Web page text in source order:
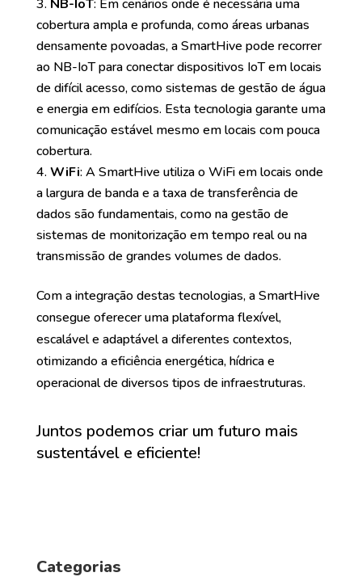
NB-IoT: Em cenários onde é necessária uma
cobertura ampla e profunda, como áreas urbanas
densamente povoadas, a SmartHive pode recorrer
ao NB-IoT para conectar dispositivos IoT em locais
de difícil acesso, como sistemas de gestão de água
e energia em edifícios. Esta tecnologia garante uma
comunicação estável mesmo em locais com pouca
cobertura.
WiFi: A SmartHive utiliza o WiFi em locais onde
a largura de banda e a taxa de transferência de
dados são fundamentais, como na gestão de
sistemas de monitorização em tempo real ou na
transmissão de grandes volumes de dados.
Com a integração destas tecnologias, a SmartHive
consegue oferecer uma plataforma flexível,
escalável e adaptável a diferentes contextos,
otimizando a eficiência energética, hídrica e
operacional de diversos tipos de infraestruturas.
Juntos podemos criar um futuro mais
sustentável e eficiente!
Categorias